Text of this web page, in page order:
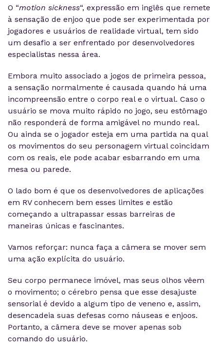
O “motion sickness“, expressão em inglês que remete
à sensação de enjoo que pode ser experimentada por
jogadores e usuários de realidade virtual, tem sido
um desafio a ser enfrentado por desenvolvedores
especialistas nessa área.
Embora muito associado a jogos de primeira pessoa,
a sensação normalmente é causada quando há uma
incompreensão entre o corpo real e o virtual. Caso o
usuário se mova muito rápido no jogo, seu estômago
não responderá de forma amigável no mundo real.
Ou ainda se o jogador esteja em uma partida na qual
os movimentos do seu personagem virtual coincidam
com os reais, ele pode acabar esbarrando em uma
mesa ou parede.
O lado bom é que os desenvolvedores de aplicações
em RV conhecem bem esses limites e estão
começando a ultrapassar essas barreiras de
maneiras únicas e fascinantes.
Vamos reforçar: nunca faça a câmera se mover sem
uma ação explícita do usuário.
Seu corpo permanece imóvel, mas seus olhos vêem
o movimento; o cérebro pensa que esse desajuste
sensorial é devido a algum tipo de veneno e, assim,
desencadeia suas defesas como náuseas e enjoos.
Portanto, a câmera deve se mover apenas sob
comando do usuário.